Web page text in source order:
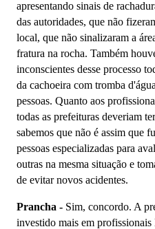
apresentando sinais de
das autoridades, que não
local, que não sinalizaram a
fratura na rocha. Também
inconscientes desse processo
da cachoeira com tromba
pessoas. Quanto aos
todas as prefeituras deveriam
sabemos que não é assim que
pessoas especializadas para
outras na mesma situação e
de evitar novos acidentes.
Prancha - Sim, concordo. A
investido mais em